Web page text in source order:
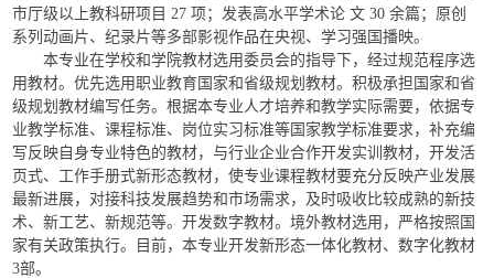
市厅级以上教科研项目 27 项；发表高水平学术论 文 30 余篇；原创
系列动画片、纪录片等多部影视作品在央视、学习强国播映。
本专业在学校和学院教材选用委员会的指导下，经过规范程序选
用教材。优先选用职业教育国家和省级规划教材。积极承担国家和省
级规划教材编写任务。根据本专业人才培养和教学实际需要，依据专
业教学标准、课程标准、岗位实习标准等国家教学标准要求，补充编
写反映自身专业特色的教材，与行业企业合作开发实训教材，开发活
页式、工作手册式新形态教材，使专业课程教材要充分反映产业发展
最新进展，对接科技发展趋势和市场需求，及时吸收比较成熟的新技
术、新工艺、新规范等。开发数字教材。境外教材选用，严格按照国
家有关政策执行。目前，本专业开发新形态一体化教材、数字化教材
3部。